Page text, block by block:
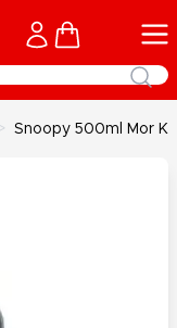
Cart
Snoopy 500ml Mor